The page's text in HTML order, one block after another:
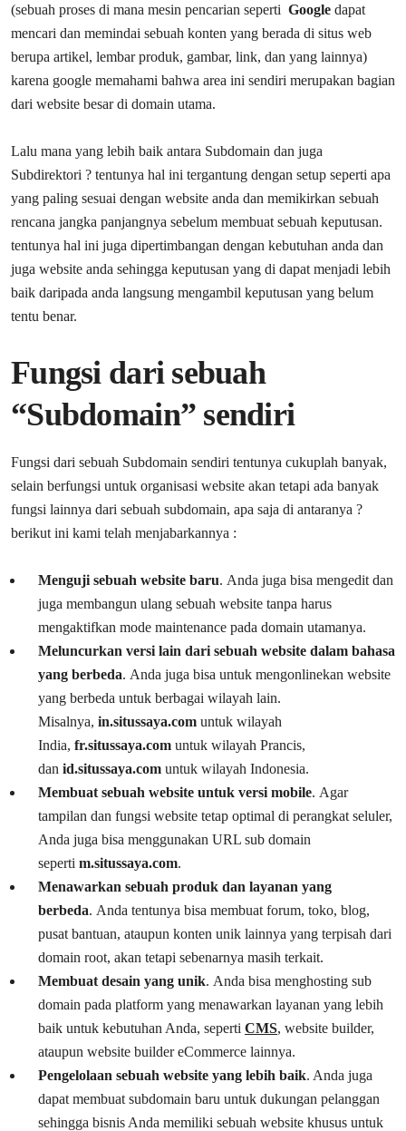
(sebuah proses di mana mesin pencarian seperti Google dapat
mencari dan memindai sebuah konten yang berada di situs web
berupa artikel, lembar produk, gambar, link, dan yang lainnya)
karena google memahami bahwa area ini sendiri merupakan bagian
dari website besar di domain utama.
Lalu mana yang lebih baik antara Subdomain dan juga
Subdirektori ? tentunya hal ini tergantung dengan setup seperti apa
yang paling sesuai dengan website anda dan memikirkan sebuah
rencana jangka panjangnya sebelum membuat sebuah keputusan.
tentunya hal ini juga dipertimbangan dengan kebutuhan anda dan
juga website anda sehingga keputusan yang di dapat menjadi lebih
baik daripada anda langsung mengambil keputusan yang belum
tentu benar.
Fungsi dari sebuah
“Subdomain” sendiri
Fungsi dari sebuah Subdomain sendiri tentunya cukuplah banyak,
selain berfungsi untuk organisasi website akan tetapi ada banyak
fungsi lainnya dari sebuah subdomain, apa saja di antaranya ?
berikut ini kami telah menjabarkannya :
Menguji sebuah website baru. Anda juga bisa mengedit dan
juga membangun ulang sebuah website tanpa harus
mengaktifkan mode maintenance pada domain utamanya.
Meluncurkan versi lain dari sebuah website dalam bahasa
yang berbeda. Anda juga bisa untuk mengonlinekan website
yang berbeda untuk berbagai wilayah lain.
Misalnya, in.situssaya.com untuk wilayah
India, fr.situssaya.com untuk wilayah Prancis,
dan id.situssaya.com untuk wilayah Indonesia.
Membuat sebuah website untuk versi mobile. Agar
tampilan dan fungsi website tetap optimal di perangkat seluler,
Anda juga bisa menggunakan URL sub domain
seperti m.situssaya.com.
Menawarkan sebuah produk dan layanan yang
berbeda. Anda tentunya bisa membuat forum, toko, blog,
pusat bantuan, ataupun konten unik lainnya yang terpisah dari
domain root, akan tetapi sebenarnya masih terkait.
Membuat desain yang unik. Anda bisa menghosting sub
domain pada platform yang menawarkan layanan yang lebih
baik untuk kebutuhan Anda, seperti CMS, website builder,
ataupun website builder eCommerce lainnya.
Pengelolaan sebuah website yang lebih baik. Anda juga
dapat membuat subdomain baru untuk dukungan pelanggan
sehingga bisnis Anda memiliki sebuah website khusus untuk